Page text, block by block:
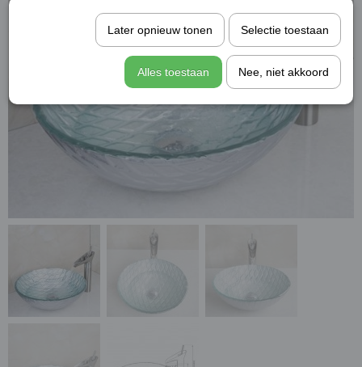
Later opnieuw tonen Selectie toestaan
Alles toestaan Nee, niet akkoord